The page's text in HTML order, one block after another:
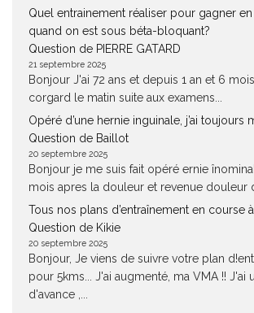
Quel entrainement réaliser pour gagner
quand on est sous béta-bloquant?
Question de PIERRE GATARD
21 septembre 2025
Bonjour J'ai 72 ans et depuis 1 an et 6
corgard le matin suite aux examens...
Opéré d’une hernie inguinale, j’ai toujours
Question de Baillot
20 septembre 2025
Bonjour je me suis fait opéré ernie
mois apres la douleur et revenue douleur
Tous nos plans d’entraînement en course
Question de Kikie
20 septembre 2025
Bonjour, Je viens de suivre votre plan
pour 5kms... J'ai augmenté, ma VMA !! J'ai
d'avance ,...